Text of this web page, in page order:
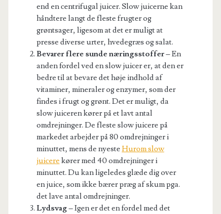
end en centrifugal juicer. Slow juicerne kan
håndtere langt de fleste frugter og
grøntsager, ligesom at det er muligt at
presse diverse urter, hvedegræs og salat.
Bevarer flere sunde næringsstoffer –En
anden fordel ved en slow juicer er, at den er
bedre til at bevare det høje indhold af
vitaminer, mineraler og enzymer, som der
findes i frugt og grønt. Det er muligt, da
slow juiceren kører på et lavt antal
omdrejninger. De fleste slow juicere på
markedet arbejder på 80 omdrejninger i
minuttet, mens de nyeste Hurom slow
juicere kører med 40 omdrejninger i
minuttet. Du kan ligeledes glæde dig over
en juice, som ikke bærer præg af skum pga.
det lave antal omdrejninger.
Lydsvag –Igen er det en fordel med det